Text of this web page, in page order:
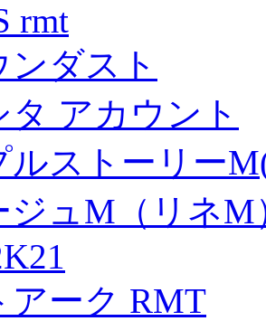
rmt
ンダスト
タ アカウント
ルストーリー
ジュM（リネM
アーク RMT